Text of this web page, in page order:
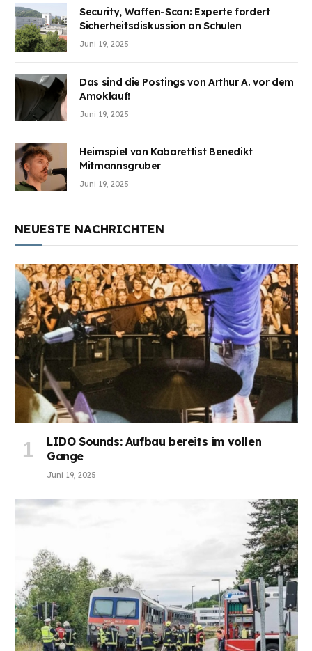
Security, Waffen-Scan: Experte fordert
Sicherheitsdiskussion an Schulen
Juni 19, 2025
Das sind die Postings von Arthur A. vor dem
Amoklauf!
Juni 19, 2025
Heimspiel von Kabarettist Benedikt
Mitmannsgruber
Juni 19, 2025
NEUESTE NACHRICHTEN
LIDO Sounds: Aufbau bereits im vollen
Gange
Juni 19, 2025